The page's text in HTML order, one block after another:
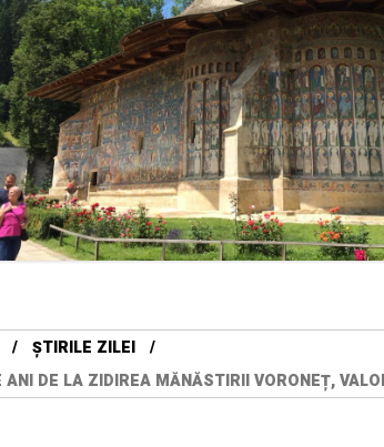
ȘTIRILE ZILEI
ANI DE LA ZIDIREA MĂNĂSTIRII VORONEȚ,